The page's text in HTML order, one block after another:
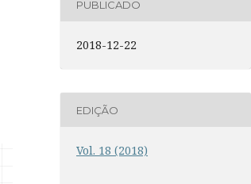
PUBLICADO
2018-12-22
EDIÇÃO
Vol. 18 (2018)